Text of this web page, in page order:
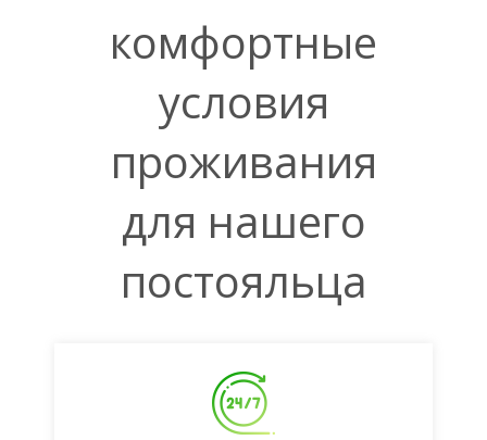
комфортные
условия
проживания
для нашего
постояльца